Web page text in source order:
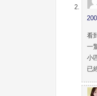
看
一
小
已